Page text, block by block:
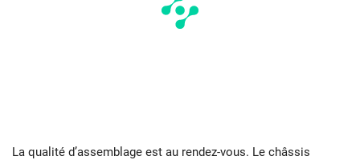
La qualité d’assemblage est au rendez-vous. Le châssis